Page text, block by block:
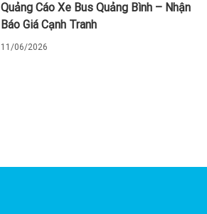
Quảng Cáo Xe Bus Quảng Bình – Nhận
Báo Giá Cạnh Tranh
11/06/2026